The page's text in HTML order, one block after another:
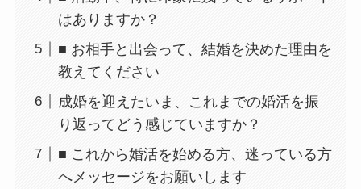
はありますか？
■ お相手と出会って、結婚を決めた理由を
教えてください
成婚を迎えたいま、これまでの婚活を振
り返ってどう感じていますか？
■ これから婚活を始める方、迷っている方
へメッセージをお願いします